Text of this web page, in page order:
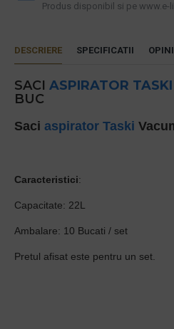
Produs disponibil si pe www.e-
DESCRIERE SPECIFICATII
SACI ASPIRATOR TASKI
BUC
Saci aspirator Taski
Caracteristici:
Capacitate: 22L
Ambalare: 10 Bucati / set
Pretul afisat este pentru un set.